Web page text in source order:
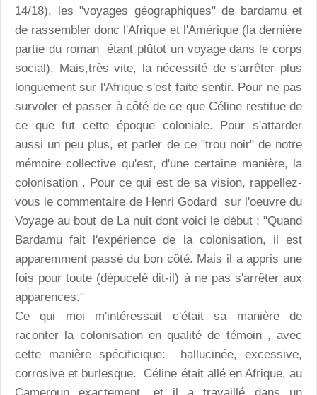
14/18), les "voyages géographiques" de bardamu et
de rassembler donc l'Afrique et l'Amérique (la dernière
partie du roman étant plûtot un voyage dans le corps
social). Mais,très vite, la nécessité de s'arrêter plus
longuement sur l'Afrique s'est faite sentir. Pour ne pas
survoler et passer à côté de ce que Céline restitue de
ce que fut cette époque coloniale. Pour s'attarder
aussi un peu plus, et parler de ce "trou noir" de notre
mémoire collective qu'est, d'une certaine manière, la
colonisation . Pour ce qui est de sa vision, rappellez-
vous le commentaire de Henri Godard sur l'oeuvre du
Voyage au bout de La nuit dont voici le début : "Quand
Bardamu fait l'expérience de la colonisation, il est
apparemment passé du bon côté. Mais il a appris une
fois pour toute (dépucelé dit-il) à ne pas s'arrêter aux
apparences."
Ce qui moi m'intéressait c'était sa manière de
raconter la colonisation en qualité de témoin , avec
cette manière spécificique: hallucinée, excessive,
corrosive et burlesque. Céline était allé en Afrique, au